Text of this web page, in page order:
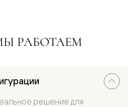
РАБОТАЕМ
решение для